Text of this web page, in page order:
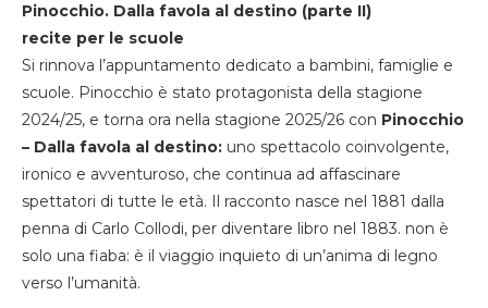
Pinocchio. Dalla favola al destino (parte II)
recite per le scuole
Si rinnova l’appuntamento dedicato a bambini, famiglie e
scuole. Pinocchio è stato protagonista della stagione
2024/25, e torna ora nella stagione 2025/26 con Pinocchio
– Dalla favola al destino: uno spettacolo coinvolgente,
ironico e avventuroso, che continua ad affascinare
spettatori di tutte le età. Il racconto nasce nel 1881 dalla
penna di Carlo Collodi, per diventare libro nel 1883. non è
solo una fiaba: è il viaggio inquieto di un’anima di legno
verso l’umanità.